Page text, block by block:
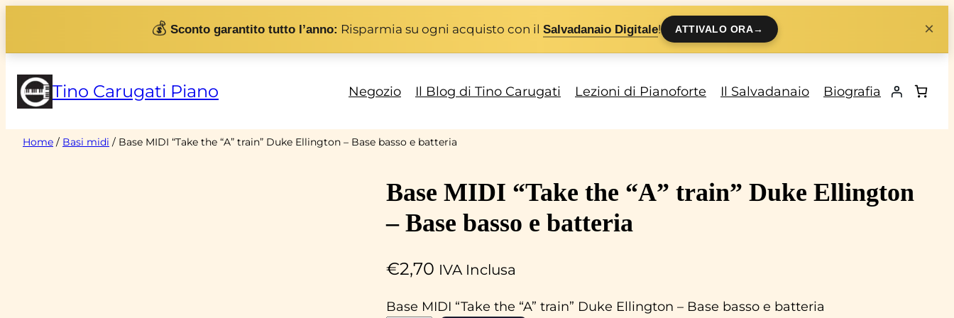
contenuto
💰 Sconto garantito tutto l’anno: Risparmia su ogni acquisto con ilSalvadanaio Digitale! ATTIVALO ORA→ ×
Tino Carugati Piano Negozio Il Blog di Tino Carugati Lezioni di Pianoforte Il Salvadanaio Biografia
Home / Basi midi / Base MIDI “Take the “A” train” Duke Ellington – Base basso e batteria
Base MIDI “Take the “A” train” Duke Ellington
– Base basso e batteria
€2,70 IVA Inclusa
Base MIDI “Take the “A” train” Duke Ellington – Base basso e batteria